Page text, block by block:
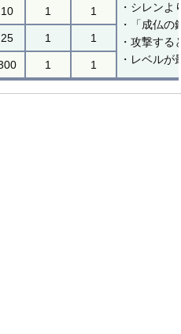
・シレンよ
・「成仏
・攻撃する
・レベルが
10 1 1
25 1 1
1 1